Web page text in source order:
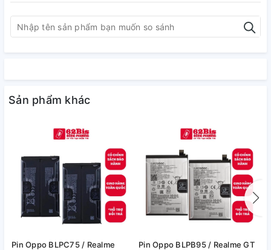
Sản phẩm khác
Pin Oppo BLPC75 / Realme
Pin Oppo BLPB95 / Realme GT